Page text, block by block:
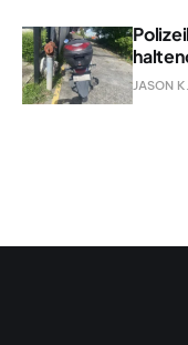
JASON K.